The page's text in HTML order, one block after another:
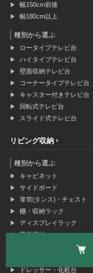
幅150cm前後
幅180cm以上
種別から選ぶ
ロータイプテレビ台
ハイタイプテレビ台
壁面収納テレビ台
コーナータイプテレビ台
キャスター付きテレビ台
回転式テレビ台
スライド式テレビ台
リビング収納
種別から選ぶ
キャビネット
サイドボード
箪笥(タンス)・チェスト
棚・収納ラック
ディスプレイラック
壁面収納
ドレッサー・化粧台